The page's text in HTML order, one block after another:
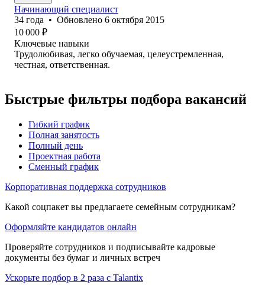
Начинающий специалист
34 года • Обновлено 6 октября 2015
10 000 ₽
Ключевые навыки
Трудолюбивая, легко обучаемая, целеустремленная,
честная, ответственная.
Быстрые фильтры подбора вакансий
Гибкий график
Полная занятость
Полный день
Проектная работа
Сменный график
Корпоративная поддержка сотрудников
Какой соцпакет вы предлагаете семейным сотрудникам?
Оформляйте кандидатов онлайн
Проверяйте сотрудников и подписывайте кадровые
документы без бумаг и личных встреч
Ускорьте подбор в 2 раза с Talantix